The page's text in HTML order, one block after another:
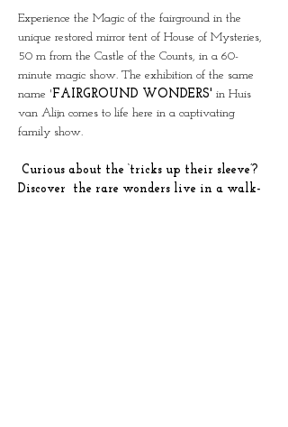
Experience the Magic of the fairground in the
unique restored mirror tent of House of Mysteries,
50 m from the Castle of the Counts, in a 60-
minute magic show. The exhibition of the same
name 'FAIRGROUND WONDERS' in Huis
van Alijn comes to life here in a captivating
family show.
Discover  the rare wonders live in a walk-